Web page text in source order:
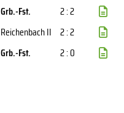
Grb.-Fst.
2 : 2
Reichenbach II 2 : 2
Grb.-Fst. 2 : 0